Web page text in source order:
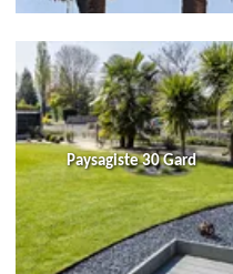
Paysagiste 30 Gard